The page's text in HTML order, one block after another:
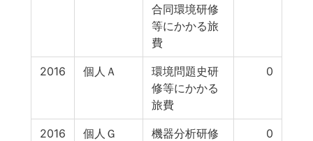
合同環境研修
等にかかる旅
費
2016 個人Ａ
環境問題史研
修等にかかる
旅費
0
2016 個人Ｇ
機器分析研修
0